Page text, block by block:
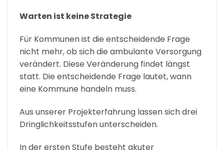
Warten ist keine Strategie
Für Kommunen ist die entscheidende Frage
nicht mehr, ob sich die ambulante Versorgung
verändert. Diese Veränderung findet längst
statt. Die entscheidende Frage lautet, wann
eine Kommune handeln muss.
Aus unserer Projekterfahrung lassen sich drei
Dringlichkeitsstufen unterscheiden.
In der ersten Stufe besteht akuter